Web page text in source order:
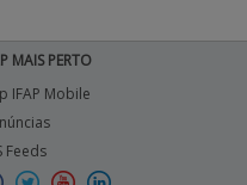
MAIS PERTO
IFAP Mobile
Feeds